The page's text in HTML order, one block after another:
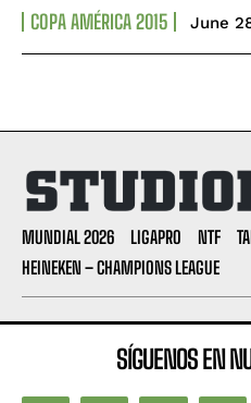
COPA AMÉRICA 2015 June
MUNDIAL 2026 LIGAPRO NTF
HEINEKEN – CHAMPIONS LEAGUE
SÍGUENOS EN